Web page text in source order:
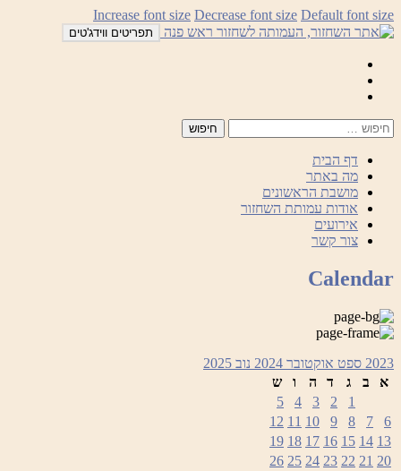
לדלג
לתוכן
Increase font size Decrease font size Default font size
תפריטים ווידג'טים
דף הבית
מה באתר
מושבת הראשונים
אודות עמותת השחזור
אירועים
צור קשר
Calendar
2023 ספט אוקטובר 2024 נוב 2025
א
ב ג ד ה ו
ש
1
2
3
4
5
6
7
8
9
10
11
12
13
14
15
16
17
18
19
20
21
22
23
24
25
26